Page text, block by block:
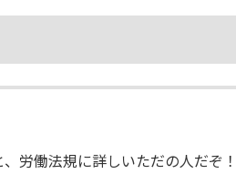
、労働法規に詳しいただの人だ